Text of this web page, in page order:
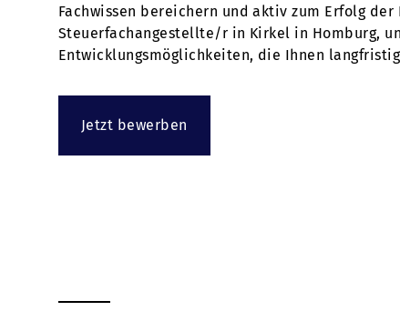
Fachwissen bereichern und aktiv zum Erfolg
Steuerfachangestellte/r in Kirkel in Homburg,
Entwicklungsmöglichkeiten, die Ihnen
Jetzt bewerben